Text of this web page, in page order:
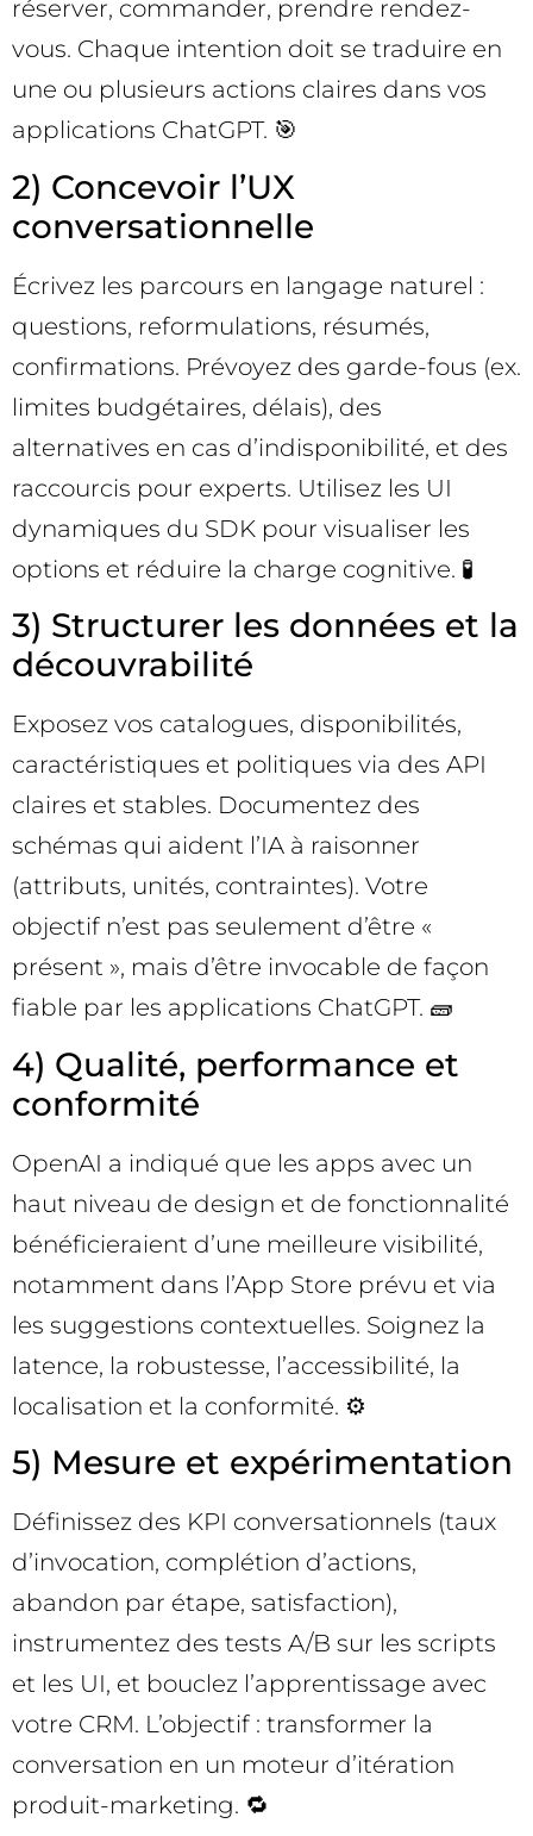
réserver, commander, prendre rendez-
vous. Chaque intention doit se traduire en
une ou plusieurs actions claires dans vos
applications ChatGPT. 🎯
2) Concevoir l’UX
conversationnelle
Écrivez les parcours en langage naturel :
questions, reformulations, résumés,
confirmations. Prévoyez des garde-fous (ex.
limites budgétaires, délais), des
alternatives en cas d’indisponibilité, et des
raccourcis pour experts. Utilisez les UI
dynamiques du SDK pour visualiser les
options et réduire la charge cognitive. 🧪
3) Structurer les données et la
découvrabilité
Exposez vos catalogues, disponibilités,
caractéristiques et politiques via des API
claires et stables. Documentez des
schémas qui aident l’IA à raisonner
(attributs, unités, contraintes). Votre
objectif n’est pas seulement d’être «
présent », mais d’être invocable de façon
fiable par les applications ChatGPT. 🧱
4) Qualité, performance et
conformité
OpenAI a indiqué que les apps avec un
haut niveau de design et de fonctionnalité
bénéficieraient d’une meilleure visibilité,
notamment dans l’App Store prévu et via
les suggestions contextuelles. Soignez la
latence, la robustesse, l’accessibilité, la
localisation et la conformité. ⚙️
5) Mesure et expérimentation
Définissez des KPI conversationnels (taux
d’invocation, complétion d’actions,
abandon par étape, satisfaction),
instrumentez des tests A/B sur les scripts
et les UI, et bouclez l’apprentissage avec
votre CRM. L’objectif : transformer la
conversation en un moteur d’itération
produit-marketing. 🔁